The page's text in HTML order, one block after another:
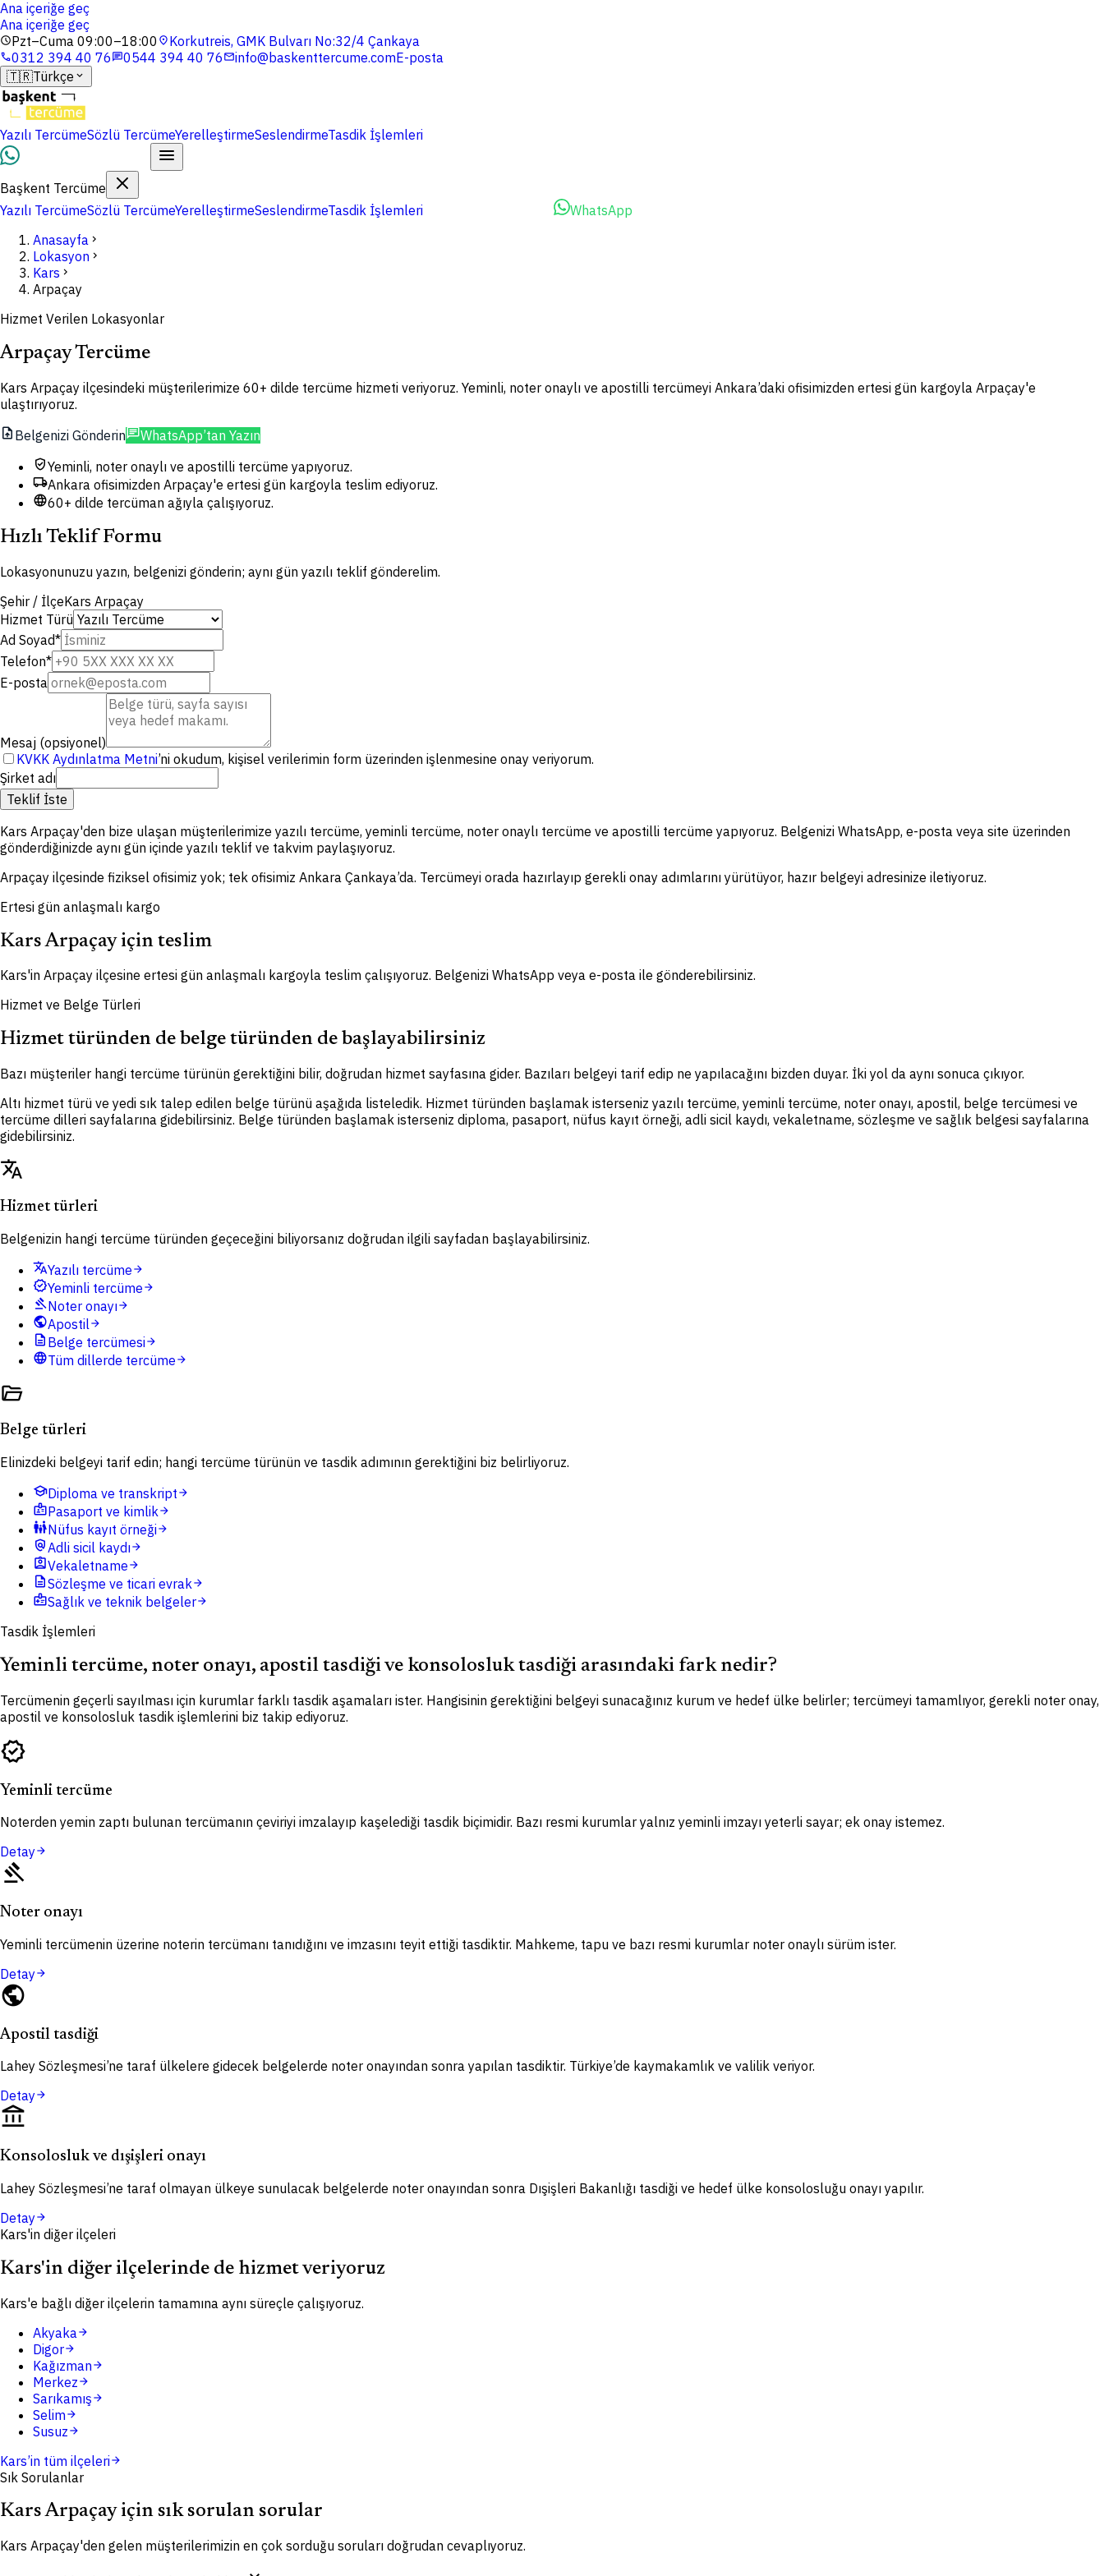
Ana içeriğe geç
Ana içeriğe geç
schedulePzt–Cuma 09:00–18:00 location_onKorkutreis, GMK Bulvarı No:32/4 Çankaya
phone0312 394 40 76chat0544 394 40 76mailinfo@baskenttercume.comE-posta
🇹🇷Türkçe expand_more
Yazılı TercümeSözlü TercümeYerelleştirmeSeslendirmeTasdik İşlemleri
Başkent Tercüme
Yazılı TercümeSözlü TercümeYerelleştirmeSeslendirmeTasdik İşlemleri
WhatsApp
Anasayfa chevron_right
Lokasyon chevron_right
Kars chevron_right
Arpaçay
Hizmet Verilen Lokasyonlar
Arpaçay Tercüme
Kars Arpaçay ilçesindeki müşterilerimize 60+ dilde tercüme hizmeti veriyoruz. Yeminli, noter onaylı ve apostilli tercümeyi Ankara’daki ofisimizden ertesi gün kargoyla Arpaçay'e
ulaştırıyoruz.
upload_file Belgenizi GönderinchatWhatsApp’tan Yazın
verified_userYeminli, noter onaylı ve apostilli tercüme yapıyoruz.
local_shippingAnkara ofisimizden Arpaçay'e ertesi gün kargoyla teslim ediyoruz.
language60+ dilde tercüman ağıyla çalışıyoruz.
Hızlı Teklif Formu
Lokasyonunuzu yazın, belgenizi gönderin; aynı gün yazılı teklif gönderelim.
Şehir / İlçeKars Arpaçay
Hizmet Türü
Ad Soyad*
Telefon*
E-posta
Mesaj (opsiyonel)
KVKK Aydınlatma Metni’ni okudum, kişisel verilerimin form üzerinden işlenmesine onay veriyorum.
Şirket adı
Teklif İste
Kars Arpaçay'den bize ulaşan müşterilerimize yazılı tercüme, yeminli tercüme, noter onaylı tercüme ve apostilli tercüme yapıyoruz. Belgenizi WhatsApp, e-posta veya site üzerinden
gönderdiğinizde aynı gün içinde yazılı teklif ve takvim paylaşıyoruz.
Arpaçay ilçesinde fiziksel ofisimiz yok; tek ofisimiz Ankara Çankaya’da. Tercümeyi orada hazırlayıp gerekli onay adımlarını yürütüyor, hazır belgeyi adresinize iletiyoruz.
Ertesi gün anlaşmalı kargo
Kars Arpaçay için teslim
Kars'in Arpaçay ilçesine ertesi gün anlaşmalı kargoyla teslim çalışıyoruz. Belgenizi WhatsApp veya e-posta ile gönderebilirsiniz.
Hizmet ve Belge Türleri
Hizmet türünden de belge türünden de başlayabilirsiniz
Bazı müşteriler hangi tercüme türünün gerektiğini bilir, doğrudan hizmet sayfasına gider. Bazıları belgeyi tarif edip ne yapılacağını bizden duyar. İki yol da aynı sonuca çıkıyor.
Altı hizmet türü ve yedi sık talep edilen belge türünü aşağıda listeledik. Hizmet türünden başlamak isterseniz yazılı tercüme, yeminli tercüme, noter onayı, apostil, belge tercümesi ve
tercüme dilleri sayfalarına gidebilirsiniz. Belge türünden başlamak isterseniz diploma, pasaport, nüfus kayıt örneği, adli sicil kaydı, vekaletname, sözleşme ve sağlık belgesi sayfalarına
gidebilirsiniz.
translate
Hizmet türleri
Belgenizin hangi tercüme türünden geçeceğini biliyorsanız doğrudan ilgili sayfadan başlayabilirsiniz.
translateYazılı tercümearrow_forward
verifiedYeminli tercümearrow_forward
gavelNoter onayıarrow_forward
publicApostilarrow_forward
description Belge tercümesiarrow_forward
languageTüm dillerde tercümearrow_forward
folder_open
Belge türleri
Elinizdeki belgeyi tarif edin; hangi tercüme türünün ve tasdik adımının gerektiğini biz belirliyoruz.
schoolDiploma ve transkriptarrow_forward
badgePasaport ve kimlikarrow_forward
family_restroomNüfus kayıt örneğiarrow_forward
policyAdli sicil kaydıarrow_forward
assignment_indVekaletnamearrow_forward
descriptionSözleşme ve ticari evrakarrow_forward
medical_informationSağlık ve teknik belgelerarrow_forward
Tasdik İşlemleri
Yeminli tercüme, noter onayı, apostil tasdiği ve konsolosluk tasdiği arasındaki fark nedir?
Tercümenin geçerli sayılması için kurumlar farklı tasdik aşamaları ister. Hangisinin gerektiğini belgeyi sunacağınız kurum ve hedef ülke belirler; tercümeyi tamamlıyor, gerekli noter onay,
apostil ve konsolosluk tasdik işlemlerini biz takip ediyoruz.
verified
Yeminli tercüme
Noterden yemin zaptı bulunan tercümanın çeviriyi imzalayıp kaşelediği tasdik biçimidir. Bazı resmi kurumlar yalnız yeminli imzayı yeterli sayar; ek onay istemez.
Detayarrow_forward
gavel
Noter onayı
Yeminli tercümenin üzerine noterin tercümanı tanıdığını ve imzasını teyit ettiği tasdiktir. Mahkeme, tapu ve bazı resmi kurumlar noter onaylı sürüm ister.
Detayarrow_forward
public
Apostil tasdiği
Lahey Sözleşmesi’ne taraf ülkelere gidecek belgelerde noter onayından sonra yapılan tasdiktir. Türkiye’de kaymakamlık ve valilik veriyor.
Detayarrow_forward
account_balance
Konsolosluk ve dışişleri onayı
Lahey Sözleşmesi’ne taraf olmayan ülkeye sunulacak belgelerde noter onayından sonra Dışişleri Bakanlığı tasdiği ve hedef ülke konsolosluğu onayı yapılır.
Detayarrow_forward
Kars'in diğer ilçeleri
Kars'in diğer ilçelerinde de hizmet veriyoruz
Kars'e bağlı diğer ilçelerin tamamına aynı süreçle çalışıyoruz.
Akyakaarrow_forward
Digorarrow_forward
Kağızmanarrow_forward
Merkezarrow_forward
Sarıkamışarrow_forward
Selimarrow_forward
Susuzarrow_forward
Kars’in tüm ilçeleriarrow_forward
Sık Sorulanlar
Kars Arpaçay için sık sorulan sorular
Kars Arpaçay'den gelen müşterilerimizin en çok sorduğu soruları doğrudan cevaplıyoruz.